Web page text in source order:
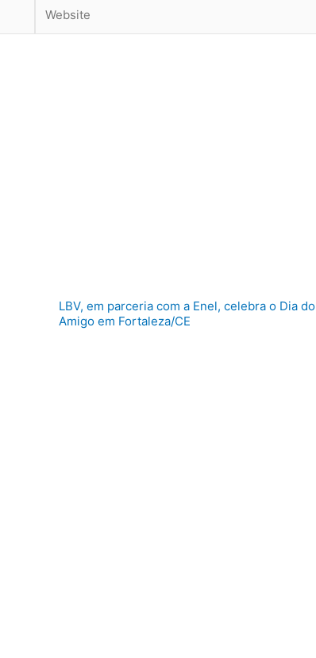
LBV, em parceria com a Enel, celebra o Dia do
Amigo em Fortaleza/CE